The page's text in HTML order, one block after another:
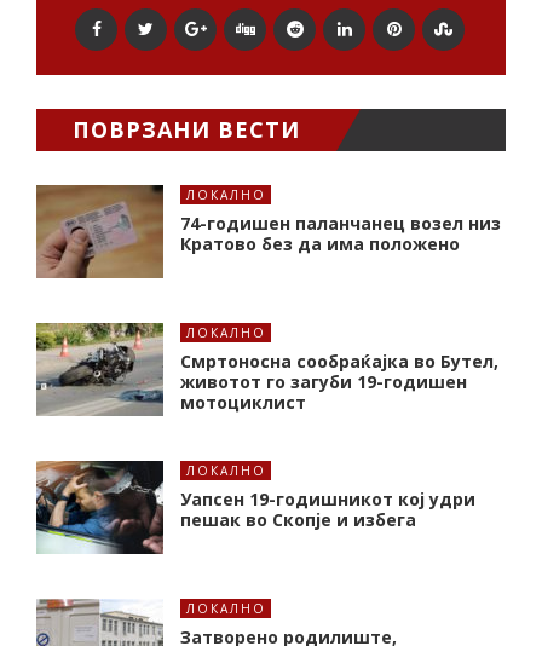
ПОВРЗАНИ ВЕСТИ
ЛОКАЛНО
74-годишен паланчанец возел низ
Кратово без да има положено
ЛОКАЛНО
Смртоносна сообраќајка во Бутел,
животот го загуби 19-годишен
мотоциклист
ЛОКАЛНО
Уапсен 19-годишникот кој удри
пешак во Скопје и избега
ЛОКАЛНО
Затворено родилиште,